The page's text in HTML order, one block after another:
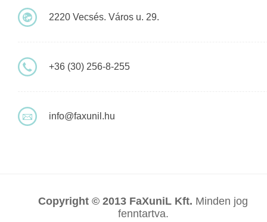
2220 Vecsés. Város u. 29.
+36 (30) 256-8-255
info@faxunil.hu
Copyright © 2013 FaXuniL Kft. Minden jog
fenntartva.